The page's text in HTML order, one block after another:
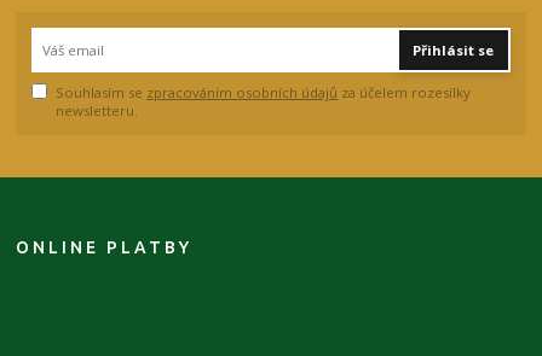
Přihlásit se
Souhlasím se zpracováním osobních údajů za účelem rozesílky
newsletteru.
ONLINE PLATBY